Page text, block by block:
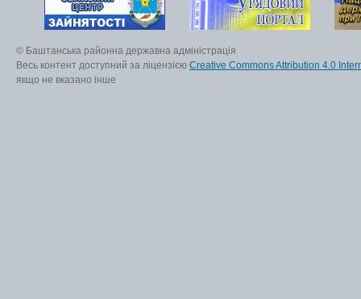
© Баштанська районна державна адміністрація
Весь контент доступний за ліцензією Creative Commons Attribution 4.0
якщо не вказано інше